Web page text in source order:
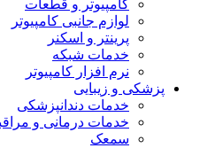
کامپیوتر و قطعات
لوازم جانبی کامپیوتر
پرینتر و اسکنر
خدمات شبکه
نرم افزار کامپیوتر
پزشکی و زیبایی
خدمات دندانپزشکی
خدمات درمانی و مراقبتی
سمعک